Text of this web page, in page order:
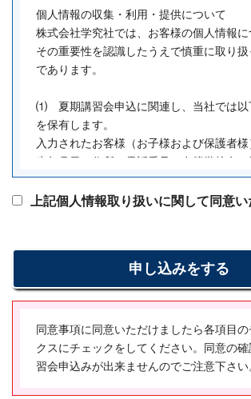
個人情報の収集・利用・提供について
株式会社学究社では、お客様の個人情報に
その重要性を認識したうえで慎重に取り
であります。
⑴ 夏期講習会申込に関連し、当社では以
を保有します。
入力されたお客様（お子様および保護者様
ています。
目的のために利用いたします。
①お客様に対するサービス向上のため
②学習全般、安全管理、学習相談、進路指
(3) 個人情報の管理
株式会社学究社は、お客様の個人情報を適
い、厳重な管理、維持に努めます。また、
上記個人情報取り扱いに関して同意い
同意事項に同意いただけましたら各項目
クスにチェックをしてください。同意の
習会申込みが出来ませんのでご注意下さい